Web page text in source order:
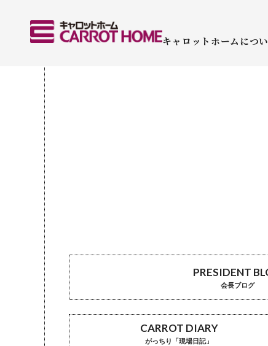
キャロットホームにつ
PRESIDENT
会長ブログ
CARROT DIARY
がっちり「現場日記」